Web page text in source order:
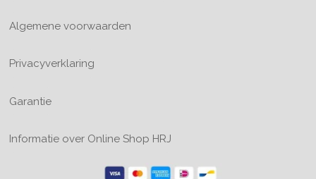
Algemene voorwaarden
Privacyverklaring
Garantie
Informatie over Online Shop HRJ